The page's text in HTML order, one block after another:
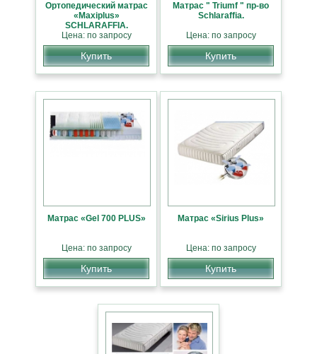
Ортопедический матрас
«Maxiplus»
SCHLARAFFIA.
Цена: по запросу
Купить
Матрас " Triumf " пр-во
Schlaraffia.
Цена: по запросу
Купить
Матрас «Gel 700 PLUS»
Цена: по запросу
Купить
Матрас «Sirius Plus»
Цена: по запросу
Купить